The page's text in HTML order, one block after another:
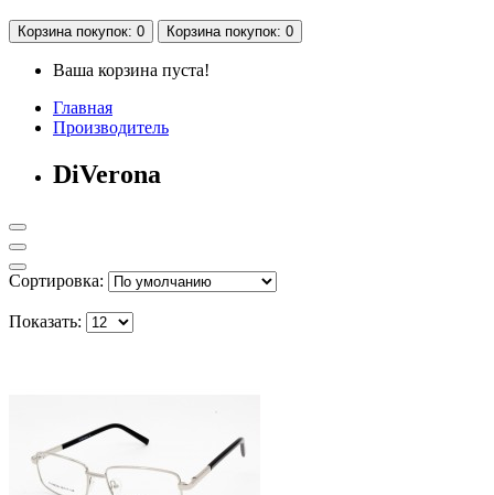
Корзинапокупок: 0 Корзинапокупок: 0
Ваша корзина пуста!
Главная
Производитель
DiVerona
Сортировка:
Показать: